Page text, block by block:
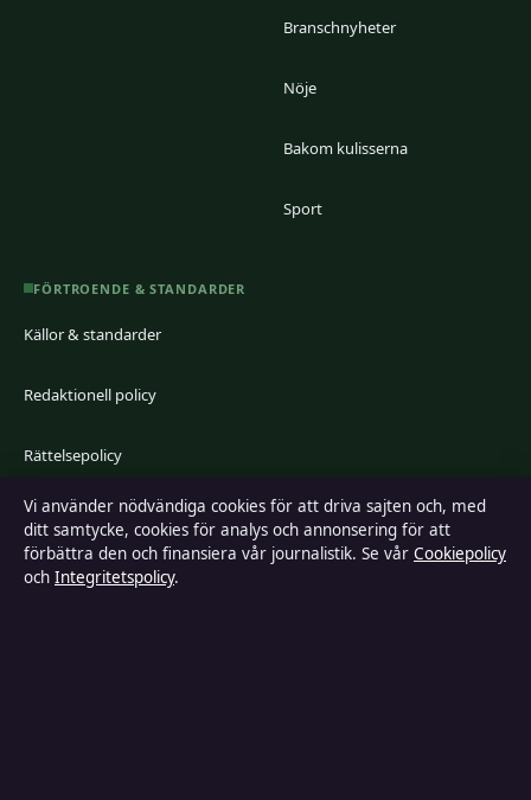
Branschnyheter
Nöje
Bakom kulisserna
Sport
FÖRTROENDE & STANDARDER
Källor & standarder
Redaktionell policy
Rättelsepolicy
Faktagranskningspolicy
Ägande & finansiering
Vi använder nödvändiga cookies för att driva sajten och, med
ditt samtycke, cookies för analys och annonsering för att
förbättra den och finansiera vår journalistik. Se vår Cookiepolicy
och Integritetspolicy.